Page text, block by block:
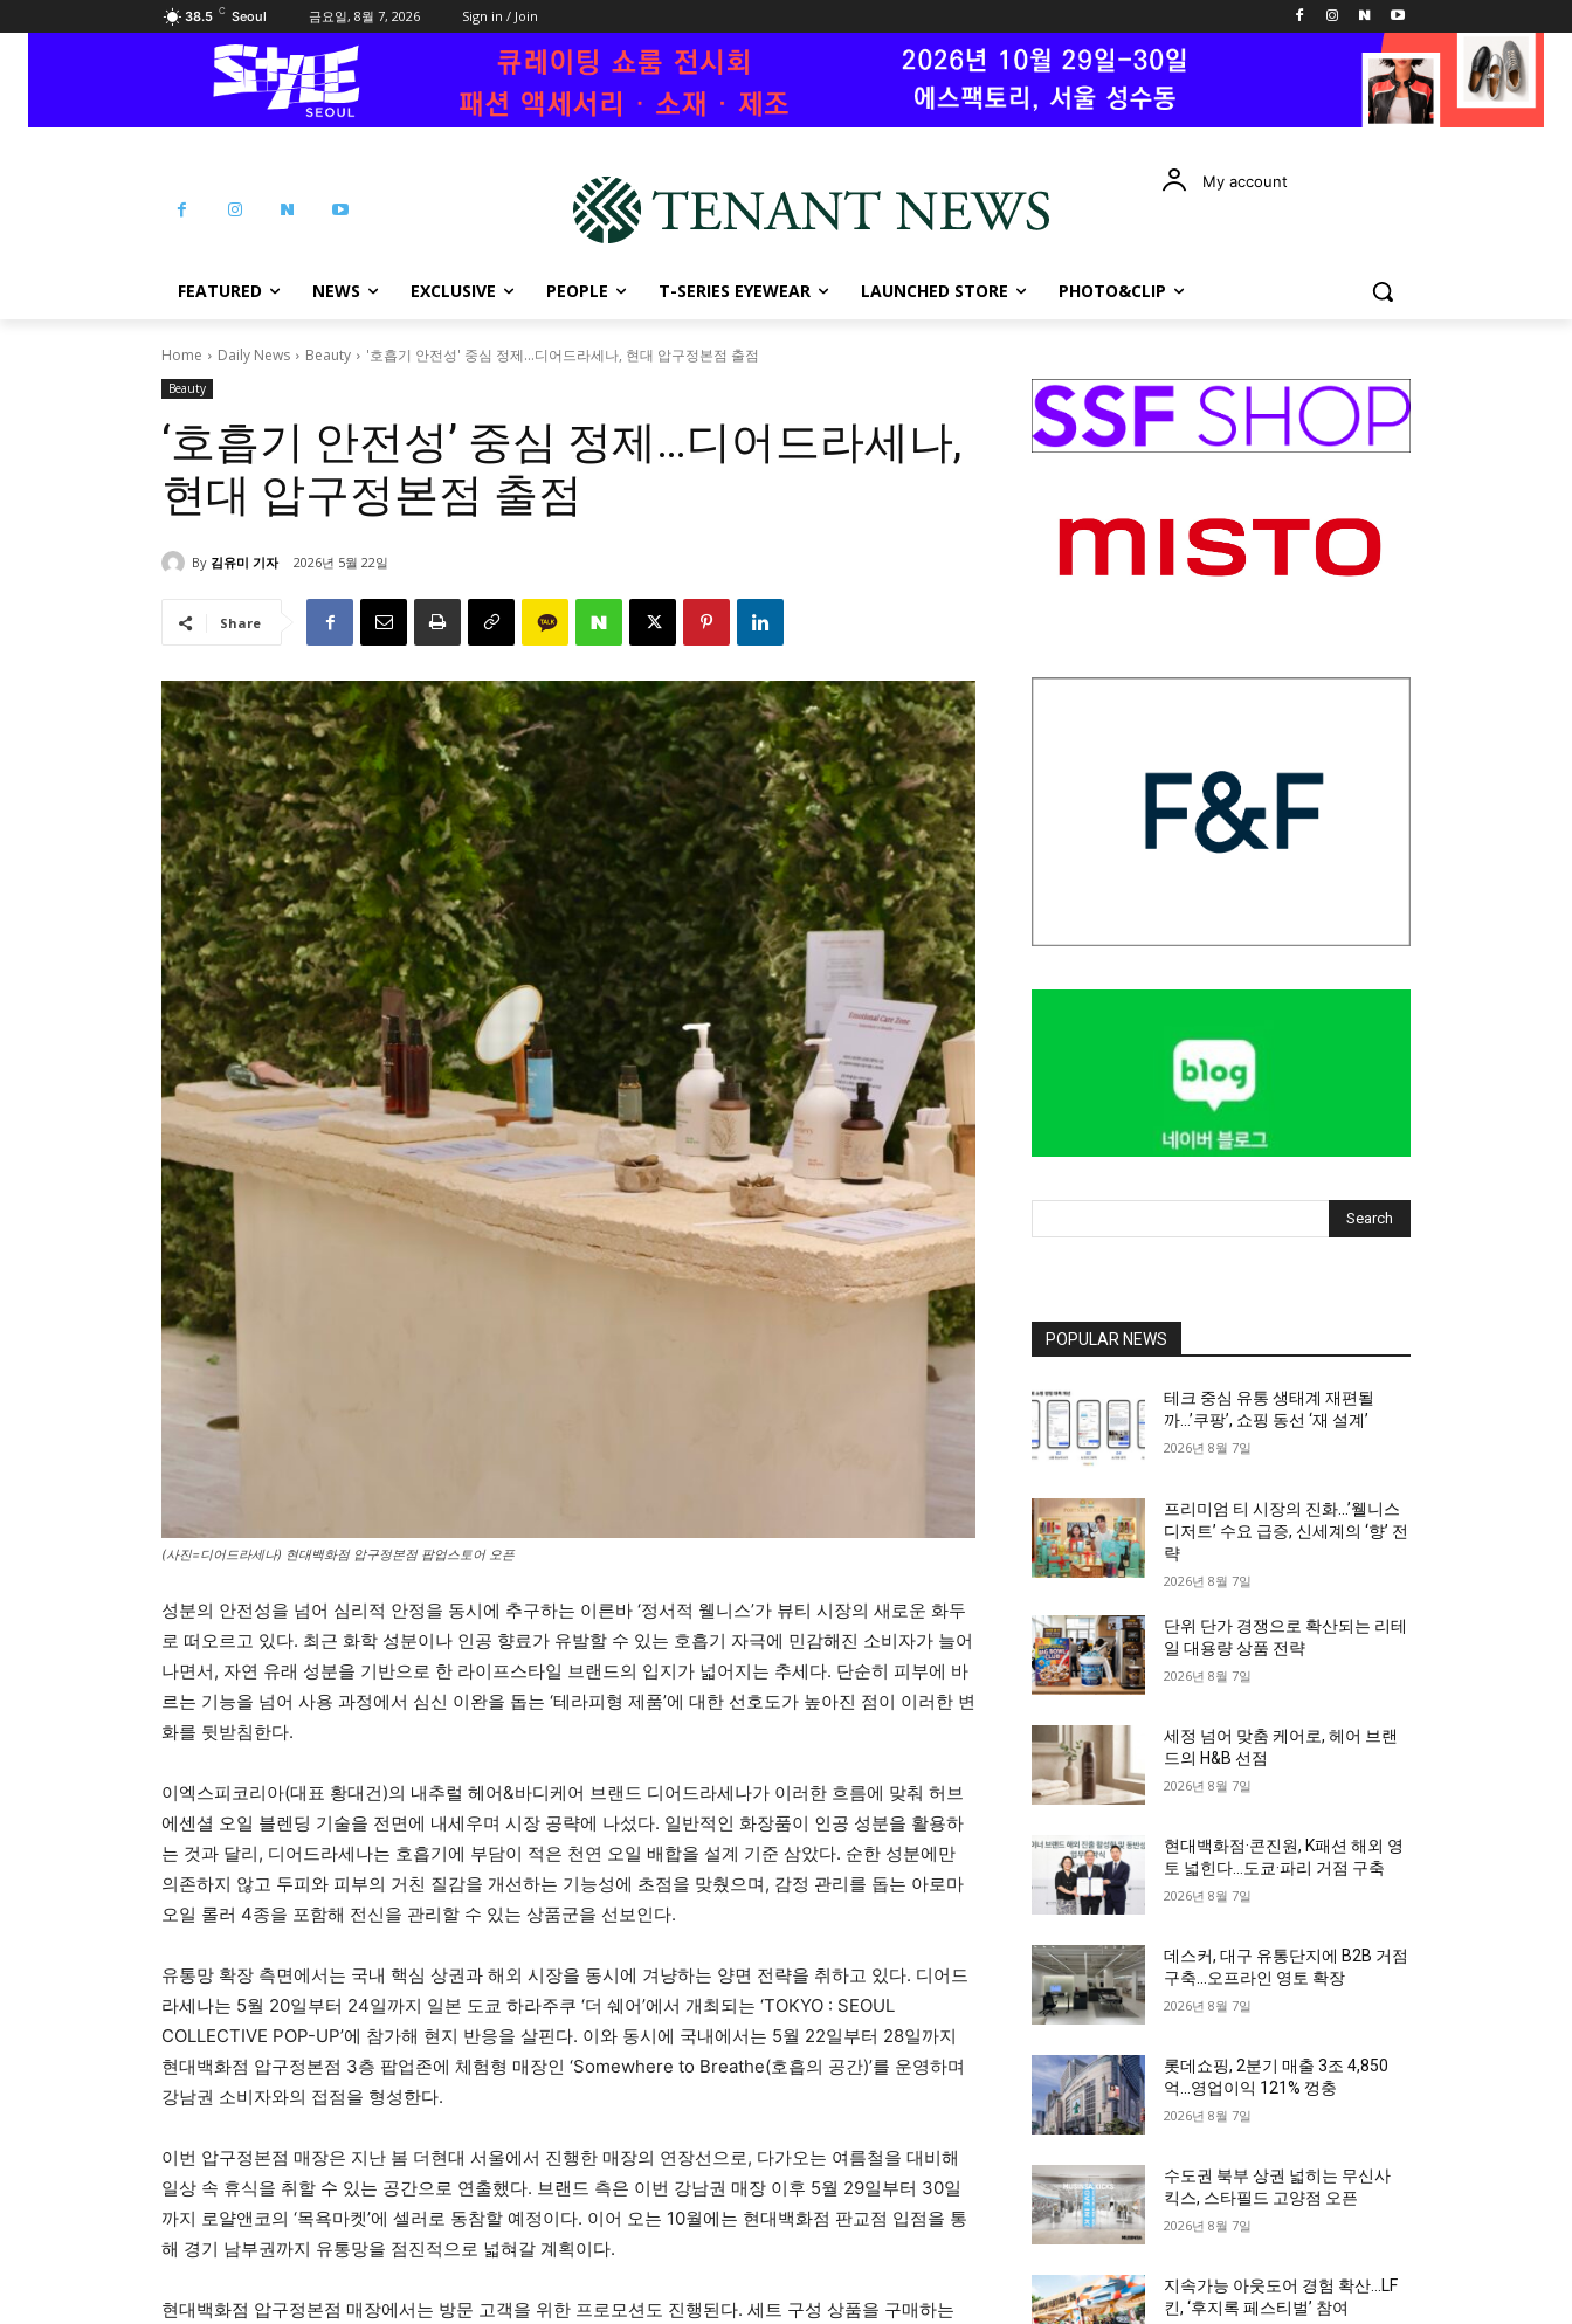
38.5 C Seoul 금요일, 8월 7, 2026 Sign in / Join
My account
FEATURED NEWS EXCLUSIVE PEOPLE T-SERIES EYEWEAR LAUNCHED STORE PHOTO&CLIP
Home Daily News Beauty '호흡기 안전성' 중심 정제…디어드라세나, 현대 압구정본점 출점
Beauty
‘호흡기 안전성’ 중심 정제…디어드라세나,
현대 압구정본점 출점
By 김유미 기자 2026년 5월 22일
Share
(사진=디어드라세나) 현대백화점 압구정본점 팝업스토어 오픈
성분의 안전성을 넘어 심리적 안정을 동시에 추구하는 이른바 ‘정서적 웰니스’가 뷰티 시장의 새로운 화두
로 떠오르고 있다. 최근 화학 성분이나 인공 향료가 유발할 수 있는 호흡기 자극에 민감해진 소비자가 늘어
나면서, 자연 유래 성분을 기반으로 한 라이프스타일 브랜드의 입지가 넓어지는 추세다. 단순히 피부에 바
르는 기능을 넘어 사용 과정에서 심신 이완을 돕는 ‘테라피형 제품’에 대한 선호도가 높아진 점이 이러한 변
화를 뒷받침한다.
이엑스피코리아(대표 황대건)의 내추럴 헤어&바디케어 브랜드 디어드라세나가 이러한 흐름에 맞춰 허브
에센셜 오일 블렌딩 기술을 전면에 내세우며 시장 공략에 나섰다. 일반적인 화장품이 인공 성분을 활용하
는 것과 달리, 디어드라세나는 호흡기에 부담이 적은 천연 오일 배합을 설계 기준 삼았다. 순한 성분에만
의존하지 않고 두피와 피부의 거친 질감을 개선하는 기능성에 초점을 맞췄으며, 감정 관리를 돕는 아로마
오일 롤러 4종을 포함해 전신을 관리할 수 있는 상품군을 선보인다.
유통망 확장 측면에서는 국내 핵심 상권과 해외 시장을 동시에 겨냥하는 양면 전략을 취하고 있다. 디어드
라세나는 5월 20일부터 24일까지 일본 도쿄 하라주쿠 ‘더 쉐어’에서 개최되는 ‘TOKYO : SEOUL
COLLECTIVE POP-UP’에 참가해 현지 반응을 살핀다. 이와 동시에 국내에서는 5월 22일부터 28일까지
현대백화점 압구정본점 3층 팝업존에 체험형 매장인 ‘Somewhere to Breathe(호흡의 공간)’를 운영하며
강남권 소비자와의 접점을 형성한다.
이번 압구정본점 매장은 지난 봄 더현대 서울에서 진행한 매장의 연장선으로, 다가오는 여름철을 대비해
일상 속 휴식을 취할 수 있는 공간으로 연출했다. 브랜드 측은 이번 강남권 매장 이후 5월 29일부터 30일
까지 로얄앤코의 ‘목욕마켓’에 셀러로 동참할 예정이다. 이어 오는 10월에는 현대백화점 판교점 입점을 통
해 경기 남부권까지 유통망을 점진적으로 넓혀갈 계획이다.
현대백화점 압구정본점 매장에서는 방문 고객을 위한 프로모션도 진행된다. 세트 구성 상품을 구매하는
Search
POPULAR NEWS
테크 중심 유통 생태계 재편될
까…’쿠팡’, 쇼핑 동선 ‘재 설계’
2026년 8월 7일
프리미엄 티 시장의 진화…’웰니스
디저트’ 수요 급증, 신세계의 ‘향’ 전
략
2026년 8월 7일
단위 단가 경쟁으로 확산되는 리테
일 대용량 상품 전략
2026년 8월 7일
세정 넘어 맞춤 케어로, 헤어 브랜
드의 H&B 선점
2026년 8월 7일
현대백화점·콘진원, K패션 해외 영
토 넓힌다…도쿄·파리 거점 구축
2026년 8월 7일
데스커, 대구 유통단지에 B2B 거점
구축…오프라인 영토 확장
2026년 8월 7일
롯데쇼핑, 2분기 매출 3조 4,850
억…영업이익 121% 껑충
2026년 8월 7일
수도권 북부 상권 넓히는 무신사
킥스, 스타필드 고양점 오픈
2026년 8월 7일
지속가능 아웃도어 경험 확산…LF
킨, ‘후지록 페스티벌’ 참여